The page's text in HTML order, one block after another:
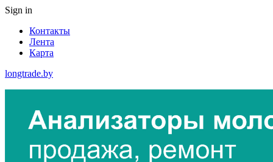
Sign in
Контакты
Лента
Карта
longtrade.by